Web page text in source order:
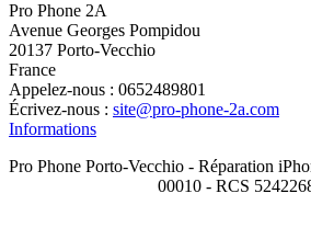
Pro Phone 2A
Avenue Georges Pompidou
20137 Porto-Vecchio
France
Appelez-nous : 0652489801
Écrivez-nous : site@pro-phone-2a.com
Informations
Pro Phone Porto-Vecchio - Réparation
00010 - RCS